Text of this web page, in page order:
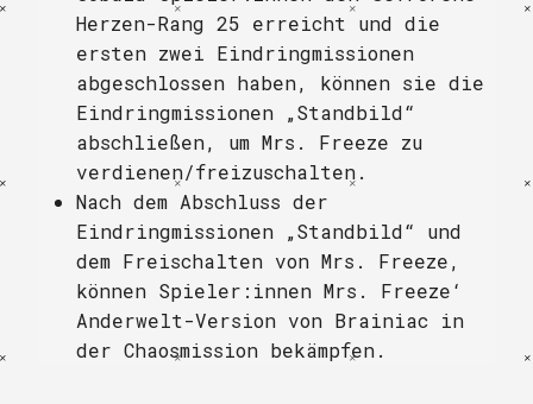
Herzen-Rang 25 erreicht und die
ersten zwei Eindringmissionen
abgeschlossen haben, können sie die
Eindringmissionen „Standbild“
abschließen, um Mrs. Freeze zu
verdienen/freizuschalten.
Nach dem Abschluss der
Eindringmissionen „Standbild“ und
dem Freischalten von Mrs. Freeze,
können Spieler:innen Mrs. Freeze‘
Anderwelt-Version von Brainiac in
der Chaosmission bekämpfen.